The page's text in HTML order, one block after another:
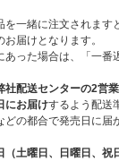
一緒に注文されます
届けとなります。
あった場合は、「一番
社配送センターの2営
にお届けするよう配送
の都合で発売日に届
（土曜日、日曜日、祝